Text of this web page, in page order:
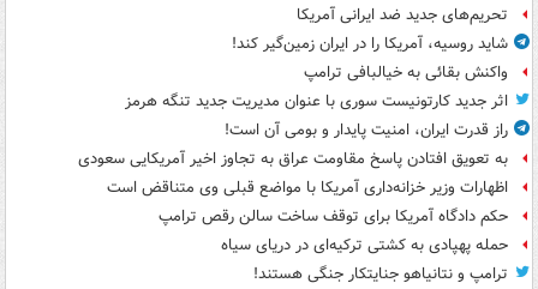
تحریم‌های جدید ضد ایرانی آمریکا
شاید روسیه، آمریکا را در ایران زمین‌گیر کند!
واکنش بقائی به خیالبافی ترامپ
اثر جدید کارتونیست سوری با عنوان مدیریت جدید تنگه هرمز
راز قدرت ایران، امنیت پایدار و بومی آن است!
به تعویق افتادن پاسخ مقاومت عراق به تجاوز اخیر آمریکایی سعودی
اظهارات وزیر خزانه‌داری آمریکا با مواضع قبلی وی متناقض است
حکم دادگاه آمریکا برای توقف ساخت سالن رقص ترامپ
حمله پهپادی به کشتی ترکیه‌ای در دریای سیاه
ترامپ و نتانیاهو جنایتکار جنگی هستند!